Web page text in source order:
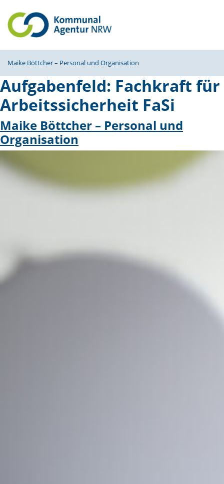
Maike Böttcher – Personal und Organisation
Aufgabenfeld: Fachkraft für
Arbeitssicherheit FaSi
Maike Böttcher – Personal und
Organisation